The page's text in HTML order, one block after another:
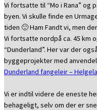
Vi fortsatte til “Mo i Rana” og
byen. Vi skulle finde en
tiden 🙂 Ham Fandt vi, men
Vi fortsatte nordpå ca. 45 km
“Dunderland”. Her var der
byggeprojekter med
Dunderland fangeleir –
Vi er indtil videre de eneste
behageligt, selv om der er